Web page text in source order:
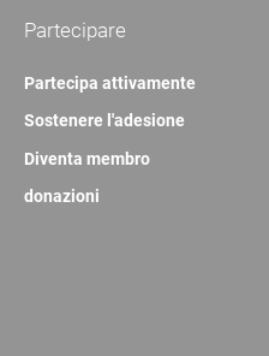
Partecipare
Partecipa attivamente
Sostenere l'adesione
Diventa membro
donazioni